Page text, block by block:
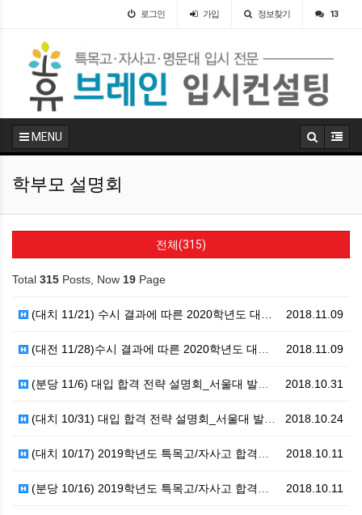
로그인 가입 정보찾기 13
MENU
학부모 설명회
전체(315)
Total 315 Posts, Now 19 Page
2018.11.09
(대치 11/21) 수시 결과에 따른 2020학년도 대…
2018.11.09
(대전 11/28)수시 결과에 따른 2020학년도 대입…
2018.10.31
(분당 11/6) 대입 합격 전략 설명회_서울대 발간 …
2018.10.24
(대치 10/31) 대입 합격 전략 설명회_서울대 발간…
2018.10.11
(대치 10/17) 2019학년도 특목고/자사고 합격전…
2018.10.11
(분당 10/16) 2019학년도 특목고/자사고 합격전…